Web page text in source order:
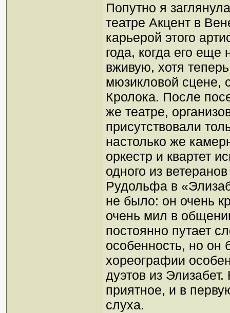
Попутно я
театре Акцент в
карьерой этого
года, когда его еще
вживую, хотя
мюзикловой сцене,
Кролока. После
же театре,
присутствовали
настолько же
оркестр и квартет
одного из
Рудольфа в
не было: он очень
очень мил в
постоянно путает
особенность, но он
хореографии
дуэтов из
приятное, и в
слуха.